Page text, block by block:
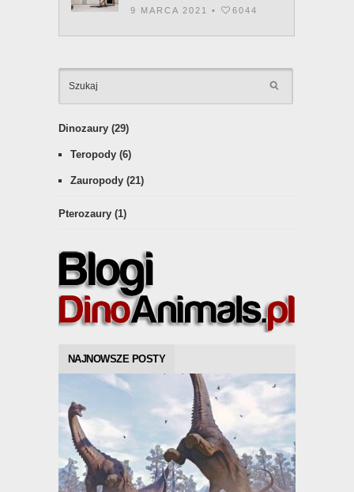
9 MARCA 2021 • 6044
Dinozaury (29)
Teropody (6)
Zauropody (21)
Pterozaury (1)
NAJNOWSZE POSTY